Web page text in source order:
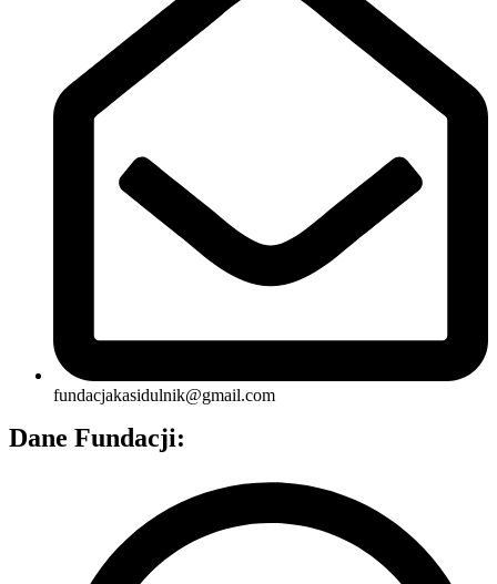
fundacjakasidulnik@gmail.com
Dane Fundacji: